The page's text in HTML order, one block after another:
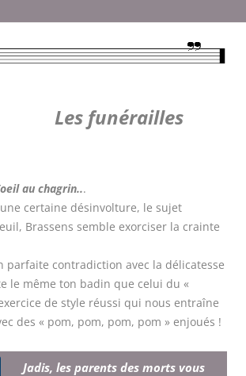
Les funérailles
au chagrin...
certaine désinvolture, le sujet
Brassens semble exorciser la crainte
parfaite contradiction avec la délicatesse
le même ton badin que celui du «
de style réussi qui nous entraîne
des « pom, pom, pom, pom » enjoués !
Jadis, les parents des morts vous